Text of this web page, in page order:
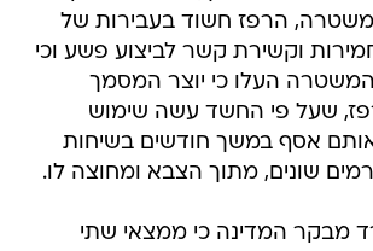
הרפז חשוד בעבירות של
וקשירת קשר לביצוע פשע וכי
העלו כי יוצר המסמך
שעל פי החשד עשה שימוש
אסף במשך חודשים בשיחות
שונים, מתוך הצבא ומחוצה לו.
מבקר המדינה כי ממצאי שתי